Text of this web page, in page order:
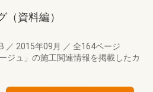
資料編）
／ 2015年09月 ／ 全164ページ
ジュ」の施工関連情報を掲載したカ